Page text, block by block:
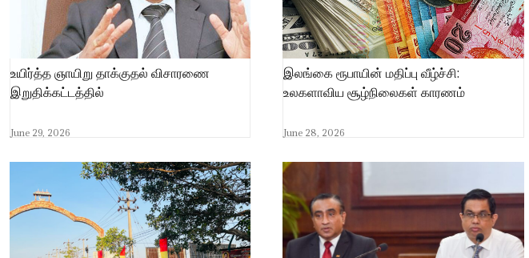
உயிர்த்த ஞாயிறு தாக்குதல் விசாரணை
இறுதிக்கட்டத்தில்
June 29, 2026
இலங்கை ரூபாயின் மதிப்பு வீழ்ச்சி:
உலகளாவிய சூழ்நிலைகள் காரணம்
June 28, 2026